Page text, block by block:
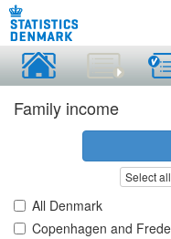
Family income
Select all
All Denmark
Copenhagen and